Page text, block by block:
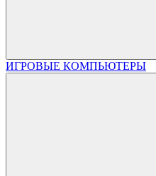
ИГРОВЫЕ КОМПЬЮТЕРЫ